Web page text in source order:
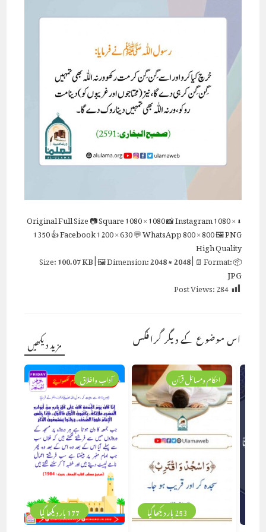
⬇ Original
Full Size📷 Square1080 × 1080📸 Instagram1080 ×
1350👍 Facebook1200 × 630💬 WhatsApp800 × 800🖼 PNG
High Quality
📦 Size:
100.07 KB| 🖼 Dimension:2048 × 2048| 📄 Format:
JPG
Post Views:284
اس موضوع کے دیگر گرافکس مزید دیکھیں
253 بار دیکھا گیا
احکام ومسائل قرآن
177 بار دیکھا گیا
آداب واخلاق